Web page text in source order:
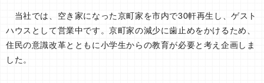
当社では、空き家になった京町家を市内で30軒再生し、ゲスト
ハウスとして営業中です。京町家の減少に歯止めをかけるため、
住民の意識改革とともに小学生からの教育が必要と考え企画しま
した。